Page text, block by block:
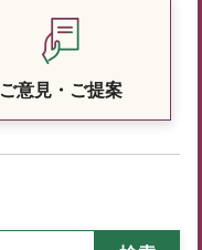
ご意見・ご提案